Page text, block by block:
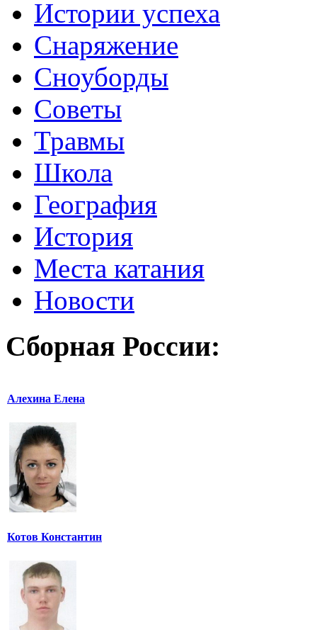
Истории успеха
Снаряжение
Сноуборды
Советы
Травмы
Школа
География
История
Места катания
Новости
Сборная России:
Алехина Елена
Котов Константин